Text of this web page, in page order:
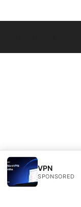
VPN
SPONSORED